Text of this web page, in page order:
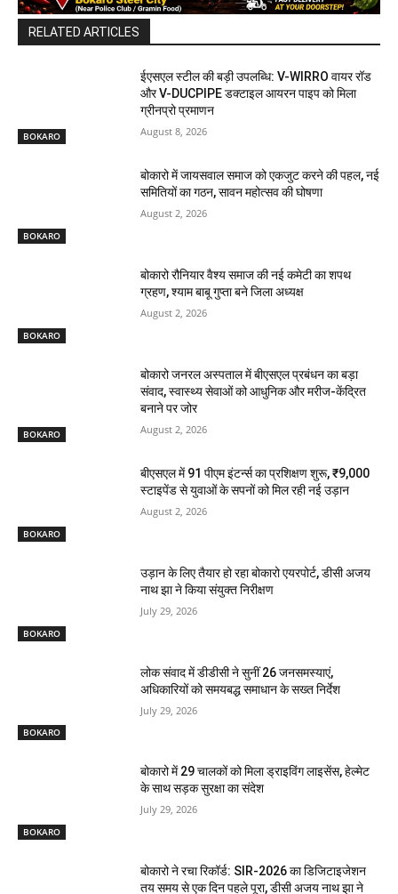
RELATED ARTICLES
BOKARO
ईएसएल स्टील की बड़ी उपलब्धि: V-WIRRO वायर रॉड
और V-DUCPIPE डक्टाइल आयरन पाइप को मिला
ग्रीनप्रो प्रमाणन
August 8, 2026
BOKARO
बोकारो में जायसवाल समाज को एकजुट करने की पहल, नई
समितियों का गठन, सावन महोत्सव की घोषणा
August 2, 2026
BOKARO
बोकारो रौनियार वैश्य समाज की नई कमेटी का शपथ
ग्रहण, श्याम बाबू गुप्ता बने जिला अध्यक्ष
August 2, 2026
BOKARO
बोकारो जनरल अस्पताल में बीएसएल प्रबंधन का बड़ा
संवाद, स्वास्थ्य सेवाओं को आधुनिक और मरीज-केंद्रित
बनाने पर जोर
August 2, 2026
BOKARO
बीएसएल में 91 पीएम इंटर्न्स का प्रशिक्षण शुरू, ₹9,000
स्टाइपेंड से युवाओं के सपनों को मिल रही नई उड़ान
August 2, 2026
BOKARO
उड़ान के लिए तैयार हो रहा बोकारो एयरपोर्ट, डीसी अजय
नाथ झा ने किया संयुक्त निरीक्षण
July 29, 2026
BOKARO
लोक संवाद में डीडीसी ने सुनीं 26 जनसमस्याएं,
अधिकारियों को समयबद्ध समाधान के सख्त निर्देश
July 29, 2026
BOKARO
बोकारो में 29 चालकों को मिला ड्राइविंग लाइसेंस, हेल्मेट
के साथ सड़क सुरक्षा का संदेश
July 29, 2026
बोकारो ने रचा रिकॉर्ड: SIR-2026 का डिजिटाइजेशन
तय समय से एक दिन पहले पूरा, डीसी अजय नाथ झा ने